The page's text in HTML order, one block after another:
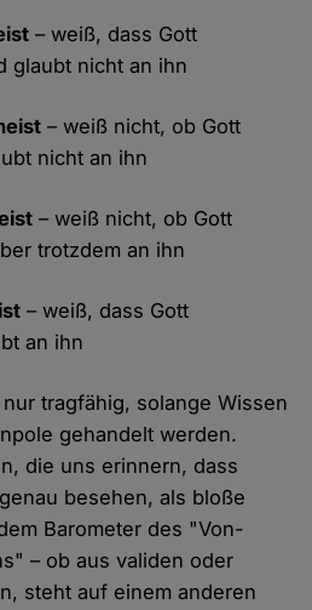
– weiß, dass Gott
glaubt nicht an ihn
– weiß nicht, ob Gott
nicht an ihn
– weiß nicht, ob Gott
trotzdem an ihn
– weiß, dass Gott
an ihn
tragfähig, solange Wissen
gehandelt werden.
die uns erinnern, dass
besehen, als bloße
Barometer des "Von-
– ob aus validen oder
steht auf einem anderen